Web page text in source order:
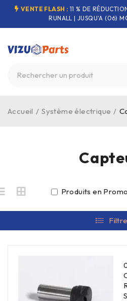
VENTE FLASH : 11 % DE
RUNALL | JUSQU'A (06)
Accueil / Système électrique /
Produits en Promo